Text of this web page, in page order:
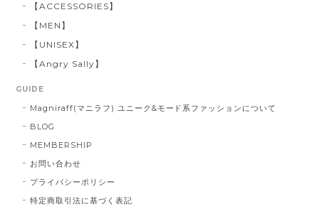
【ACCESSORIES】
【MEN】
【UNISEX】
【Angry Sally】
GUIDE
Magniraff(マニラフ) ユニーク&モード系ファッションについて
BLOG
MEMBERSHIP
お問い合わせ
プライバシーポリシー
特定商取引法に基づく表記